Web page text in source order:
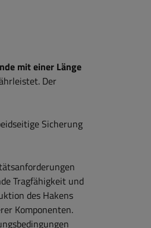
mit einer Länge
Der
Sicherung
Tragfähigkeit und
des Hakens
Komponenten.